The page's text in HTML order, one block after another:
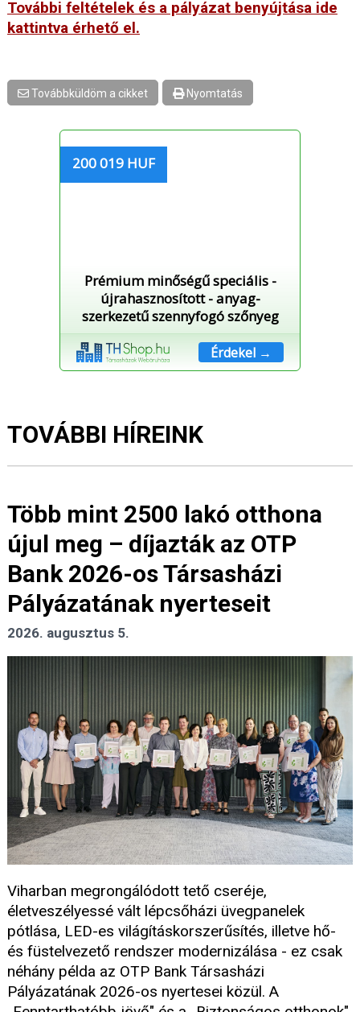
További feltételek és a pályázat benyújtása ide
kattintva érhető el.
Továbbküldöm a cikket Nyomtatás
200 019 HUF
Prémium minőségű speciális -
újrahasznosított - anyag-
szerkezetű szennyfogó szőnyeg
Érdekel →
TOVÁBBI HÍREINK
Több mint 2500 lakó otthona
újul meg – díjazták az OTP
Bank 2026-os Társasházi
Pályázatának nyerteseit
2026. augusztus 5.
Viharban megrongálódott tető cseréje,
életveszélyessé vált lépcsőházi üvegpanelek
pótlása, LED-es világításkorszerűsítés, illetve hő-
és füstelvezető rendszer modernizálása - ez csak
néhány példa az OTP Bank Társasházi
Pályázatának 2026-os nyertesei közül. A